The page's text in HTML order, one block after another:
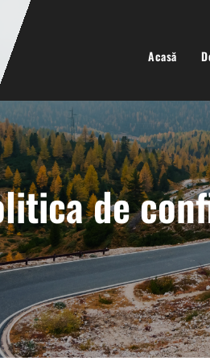
Acasă
de